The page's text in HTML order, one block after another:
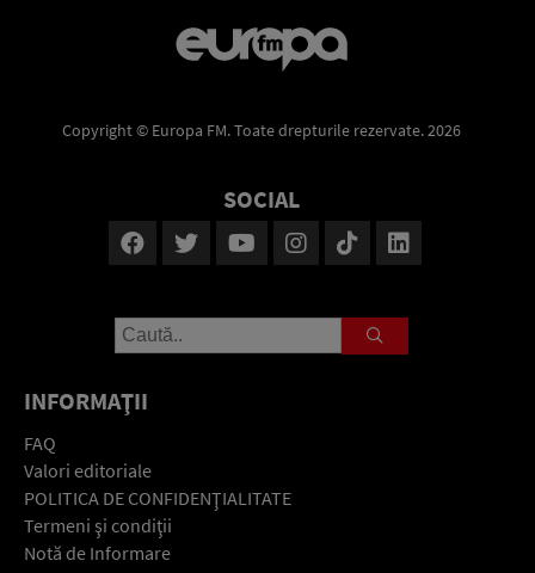
Copyright © Europa FM. Toate drepturile rezervate. 2026
SOCIAL
INFORMAŢII
FAQ
Valori editoriale
POLITICA DE CONFIDENŢIALITATE
Termeni şi condiţii
Notă de Informare